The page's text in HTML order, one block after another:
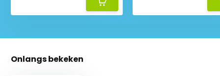
Onlangs bekeken